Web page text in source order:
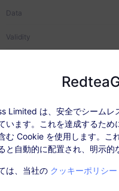
Data
Validity
データ情報
パッケージを有効化後、「注
Limited は、安全でシームレ
います。これを達成するた
む Cookie を使用します。こ
と自動的に配置され、明示的
は、当社の クッキーポリシー